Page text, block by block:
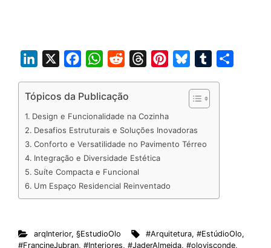
n
e
d
I
n
c
b
o
o
k
W
a
s
A
p
p
d
i
t
a
d
s
e
r
u
e
s
k
Tópicos da Publicação
Design e Funcionalidade na Cozinha
Desafios Estruturais e Soluções Inovadoras
Conforto e Versatilidade no Pavimento Térreo
Integração e Diversidade Estética
Suíte Compacta e Funcional
Um Espaço Residencial Reinventado
arqInterior, §EstudioOlo #Arquitetura,#EstúdioOlo,
#FrancineJubran, #Interiores, #JaderAlmeida, #olovisconde,